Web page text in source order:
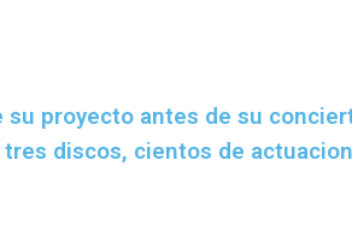
proyecto antes de su
discos, cientos de